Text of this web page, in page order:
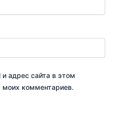
адрес сайта в этом
комментариев.